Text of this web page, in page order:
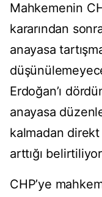
Mahkemenin
kararından
anayasa
Erdoğan’ı
anayasa
kalmadan
arttığı
CHP’ye